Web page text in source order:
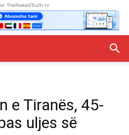
TheNakedTruth.tv
e Tiranës, 45-
uljes së